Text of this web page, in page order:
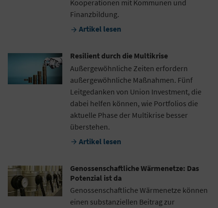
Kooperationen mit Kommunen und
Finanzbildung.
 Artikel lesen
Resilient durch die Multikrise
Außergewöhnliche Zeiten erfordern
außergewöhnliche Maßnahmen. Fünf
Leitgedanken von Union Investment, die
dabei helfen können, wie Portfolios die
aktuelle Phase der Multikrise besser
überstehen.
 Artikel lesen
Genossenschaftliche Wärmenetze: Das
Potenzial ist da
Genossenschaftliche Wärmenetze können
einen substanziellen Beitrag zur